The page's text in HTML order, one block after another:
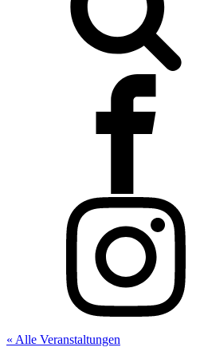
« Alle Veranstaltungen